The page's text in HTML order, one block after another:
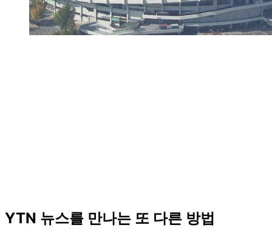
YTN 뉴스를 만나는 또 다른 방법